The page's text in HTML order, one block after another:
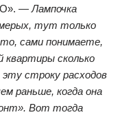
— Лампочка
тут только
сами понимаете,
квартиры сколько
строку расходов
раньше, когда она
Вот тогда